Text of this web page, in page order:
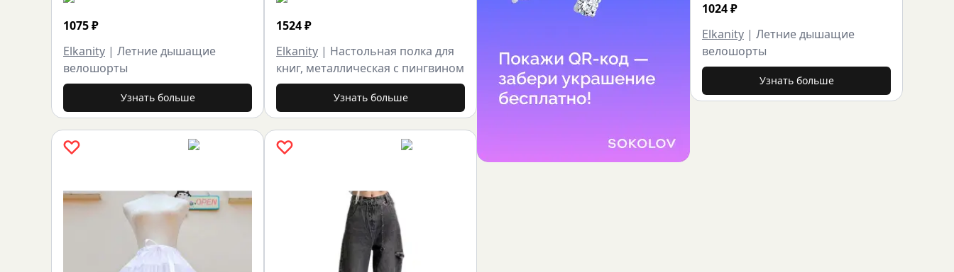
1075₽
Elkanity | Летние дышащие
велошорты
Узнать больше
1524₽
Elkanity | Настольная полка для
книг, металлическая с пингвином
Узнать больше
1024₽
Elkanity | Летние дышащие
велошорты
Узнать больше